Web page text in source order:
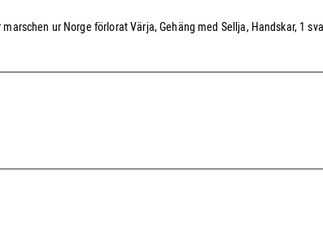
ur Norge förlorat Värja, Gehäng med Sellja, Handskar, 1